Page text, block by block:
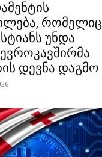
რომელიც
უნდა
დევნა დაგმო